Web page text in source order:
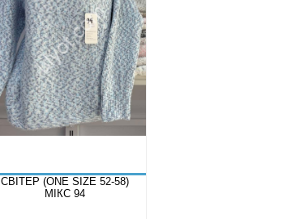
СВІТЕР (ONE SIZE 52-58)
МІКС 94